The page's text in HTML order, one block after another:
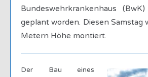
Bundeswehrkrankenhaus
geplant worden. Diesen Samstag
Metern Höhe montiert.
Der Bau eines